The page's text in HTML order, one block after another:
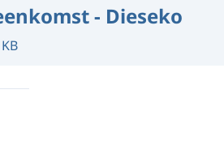
- Dieseko